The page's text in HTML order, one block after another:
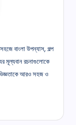
বাংলা উপন্যাস, গল্প
মূল্যবান রচনাগুলোকে
আরও সহজ ও